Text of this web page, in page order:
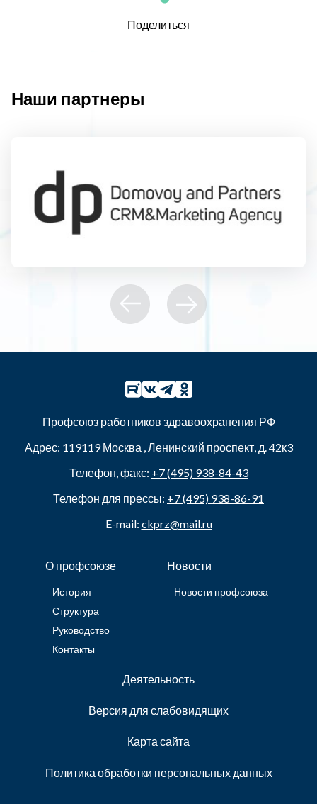
Поделиться
Наши партнеры
Профсоюз работников здравоохранения РФ
Адрес: 119119Москва ,Ленинский проспект, д. 42к3
Телефон, факс: +7 (495) 938-84-43
Телефон для прессы: +7 (495) 938-86-91
E-mail: ckprz@mail.ru
О профсоюзе
История
Структура
Руководство
Контакты
Новости
Новости профсоюза
Деятельность
Версия для слабовидящих
Карта сайта
Политика обработки персональных данных